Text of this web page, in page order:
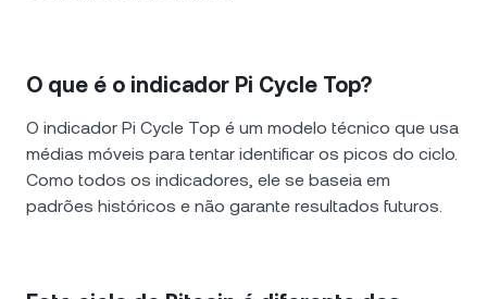
O que é o indicador Pi Cycle Top?
O indicador Pi Cycle Top é um modelo técnico que usa
médias móveis para tentar identificar os picos do ciclo.
Como todos os indicadores, ele se baseia em
padrões históricos e não garante resultados futuros.